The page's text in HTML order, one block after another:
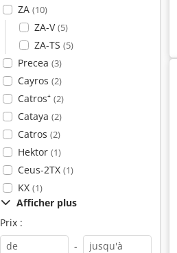
ZA (10)
ZA-V(5)
ZA-TS (5)
Precea (3)
Cayros (2)
Catros⁺ (2)
Cataya (2)
Catros (2)
Hektor (1)
Ceus-2TX (1)
KX (1)
Afficher plus
Prix :
-